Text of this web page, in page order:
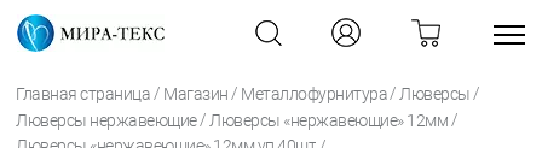
Главная страница / Магазин / Металлофурнитура / Люверсы /
Люверсы нержавеющие / Люверсы «нержавеющие» 12мм /